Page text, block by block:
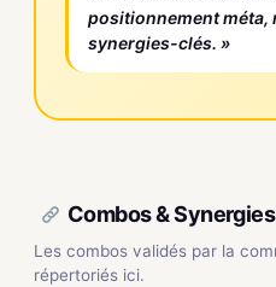
positionnement méta,
synergies-clés. »
Combos & Synergies
Les combos validés par la
répertoriés ici.